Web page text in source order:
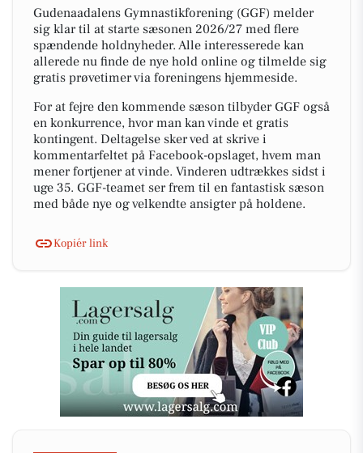
Gudenaadalens Gymnastikforening (GGF) melder
sig klar til at starte sæsonen 2026/27 med flere
spændende holdnyheder. Alle interesserede kan
allerede nu finde de nye hold online og tilmelde sig
gratis prøvetimer via foreningens hjemmeside.
For at fejre den kommende sæson tilbyder GGF også
en konkurrence, hvor man kan vinde et gratis
kontingent. Deltagelse sker ved at skrive i
kommentarfeltet på Facebook-opslaget, hvem man
mener fortjener at vinde. Vinderen udtrækkes sidst i
uge 35. GGF-teamet ser frem til en fantastisk sæson
med både nye og velkendte ansigter på holdene.
Kopiér link